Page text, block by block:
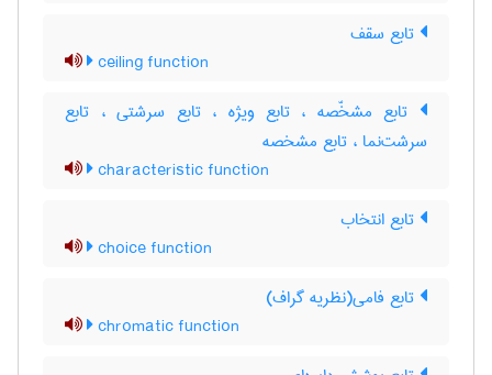
تابع سقف
ceiling function
تابع مشخّصه ، تابع ویژه ، تابع سرشتی ، تابع
سرشت‌نما ، تابع مشخصه
characteristic function
تابع انتخاب
choice function
تابع فامی(نظریه گراف)
chromatic function